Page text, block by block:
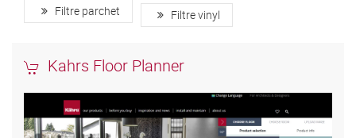
Filtre parchet Filtre vinyl
Kahrs Floor Planner